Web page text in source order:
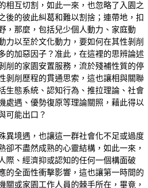
相互切割，如此一來，也忽略了入園之
後的彼此糾葛和難以割捨；連帶地，扣
，那麼，包括兒少個人動力、家庭動
力以至於文化動力，要如何在其性剝削
的加惡因子？准此，在這裡的思辨論述
削的家園安置服務，流於殘補性質的停
剝削歷程的貫通思索，這也讓相與關聯
生態系統、認知行為、推拉理論、社會
處遇、優勢復原等理論關照，藉此得以
可能出口？
異境遇，也讓這一群社會化不足或過度
卻不盡然成熟的心靈結構，如此一來，
際、經濟抑或認知的任何一個構面破
的全面性衝擊影響，這也讓第一時間的
關或家園工作人員的棘手所在，畢竟，